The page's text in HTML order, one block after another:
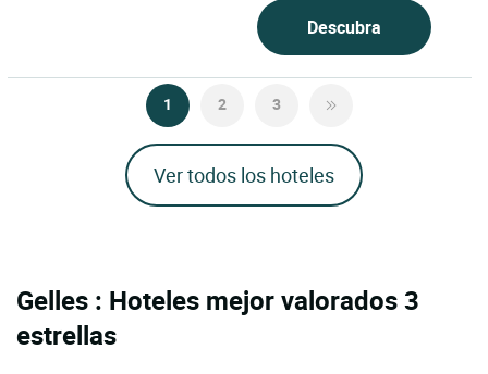
Descubra
1 2 3
Ver todos los hoteles
Gelles : Hoteles mejor valorados 3
estrellas